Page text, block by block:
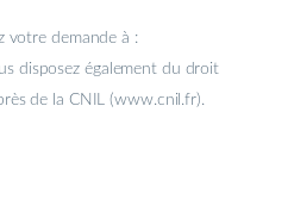
votre demande à :
disposez également du droit
de la CNIL (www.cnil.fr).